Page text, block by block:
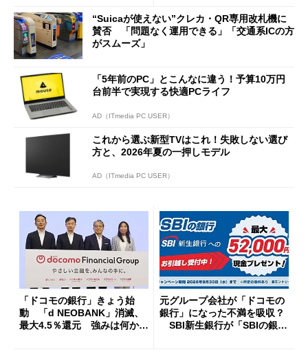
開催
“Suicaが使えない”クレカ・QR専用改札機に
賛否 「問題なく運用できる」「交通系ICの方
がスムーズ」
「5年前のPC」とこんなに違う！予算10万円
台前半で実現する快適PCライフ
AD（ITmedia PC USER）
これから選ぶ新型TVはこれ！失敗しない選び
方と、2026年夏の一押しモデル
AD（ITmedia PC USER）
「ドコモの銀行」きょう始
動 「d NEOBANK」消滅、
最大4.5％還元 強みは何か解
元グループ会社が「ドコモの
銀行」になった不満を吸収？
SBI新生銀行が「SBIの銀